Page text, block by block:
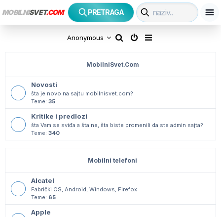
MOBILNISVET.COM PRETRAGA
Anonymous
r
t
r
a
a
MobilniSvet.Com
Novosti
šta je novo na sajtu mobilnisvet.com?
Teme: 35
Kritike i predlozi
šta Vam se sviđa a šta ne, šta biste promenili da ste admin sajta?
Teme: 340
Mobilni telefoni
Alcatel
Fabrički OS, Android, Windows, Firefox
Teme: 65
Apple